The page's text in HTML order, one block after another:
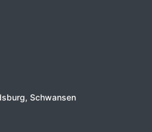
Schwansen